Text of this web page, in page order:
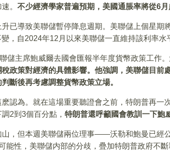
。 不少經濟學家普遍預期，美國通脹率將從6月
已導致美聯儲暫停降息週期。美聯儲上個星期
，自2024年12月以來美聯儲一直維持該利率水
儲主席鮑威爾去國會匯報半年度貨幣政策工作。
政策對經濟的具體影響。他強調，美聯儲目前
斷後再考慮調整貨幣政策立場。
認為。就在這場重要聽證會之前，特朗普再一
2到3個百分點， 特朗普還呼籲國會教訓一下鮑
山，但本週美聯儲兩位理事——沃勒和鮑曼已經
能性，美聯儲内部的分歧，疊加特朗普政府不